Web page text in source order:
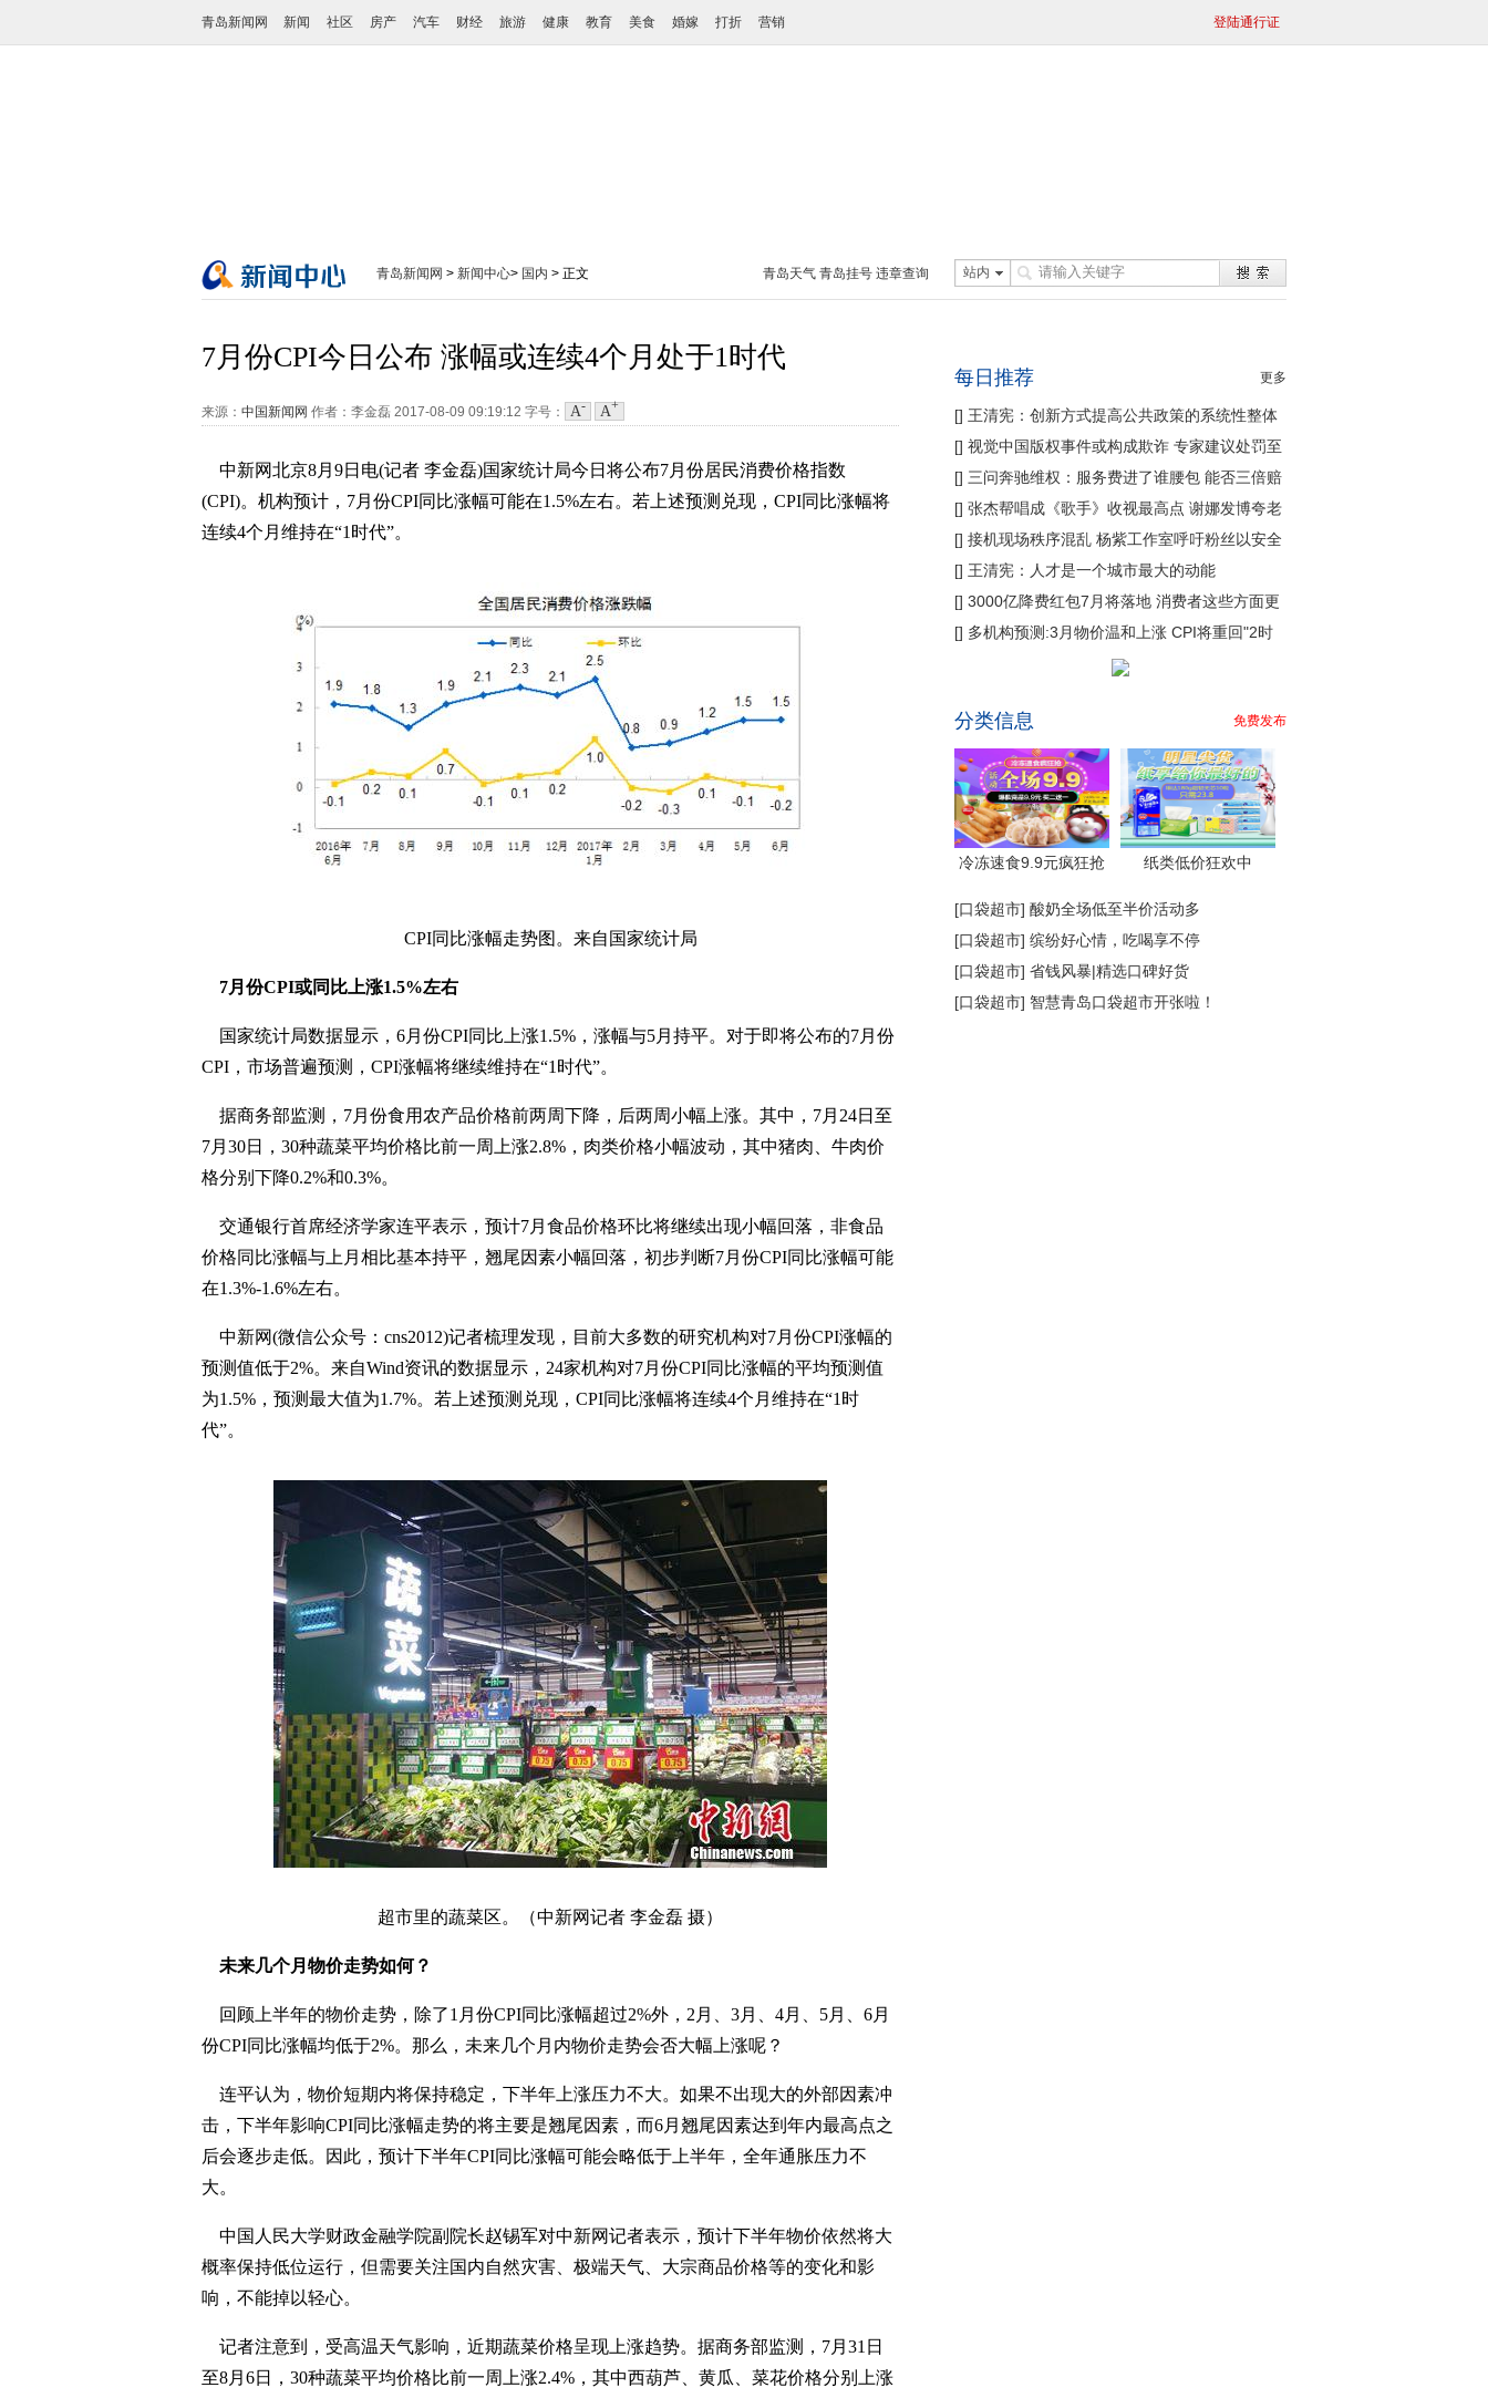
登陆通行证
青岛新闻网 新闻 社区 房产 汽车 财经 旅游 健康 教育 美食 婚嫁 打折 营销
站内
青岛天气 青岛挂号 违章查询
青岛新闻网 > 新闻中心> 国内 > 正文
7月份CPI今日公布 涨幅或连续4个月处于1时代
来源： 中国新闻网 作者：李金磊 2017-08-09 09:19:12 字号： A- A+
中新网北京8月9日电(记者 李金磊)国家统计局今日将公布7月份居民消费价格指数
(CPI)。机构预计，7月份CPI同比涨幅可能在1.5%左右。若上述预测兑现，CPI同比涨幅将
连续4个月维持在“1时代”。
CPI同比涨幅走势图。来自国家统计局
7月份CPI或同比上涨1.5%左右
国家统计局数据显示，6月份CPI同比上涨1.5%，涨幅与5月持平。对于即将公布的7月份
CPI，市场普遍预测，CPI涨幅将继续维持在“1时代”。
据商务部监测，7月份食用农产品价格前两周下降，后两周小幅上涨。其中，7月24日至
7月30日，30种蔬菜平均价格比前一周上涨2.8%，肉类价格小幅波动，其中猪肉、牛肉价
格分别下降0.2%和0.3%。
交通银行首席经济学家连平表示，预计7月食品价格环比将继续出现小幅回落，非食品
价格同比涨幅与上月相比基本持平，翘尾因素小幅回落，初步判断7月份CPI同比涨幅可能
在1.3%-1.6%左右。
中新网(微信公众号：cns2012)记者梳理发现，目前大多数的研究机构对7月份CPI涨幅的
预测值低于2%。来自Wind资讯的数据显示，24家机构对7月份CPI同比涨幅的平均预测值
为1.5%，预测最大值为1.7%。若上述预测兑现，CPI同比涨幅将连续4个月维持在“1时
代”。
超市里的蔬菜区。（中新网记者 李金磊 摄）
未来几个月物价走势如何？
回顾上半年的物价走势，除了1月份CPI同比涨幅超过2%外，2月、3月、4月、5月、6月
份CPI同比涨幅均低于2%。那么，未来几个月内物价走势会否大幅上涨呢？
连平认为，物价短期内将保持稳定，下半年上涨压力不大。如果不出现大的外部因素冲
击，下半年影响CPI同比涨幅走势的将主要是翘尾因素，而6月翘尾因素达到年内最高点之
后会逐步走低。因此，预计下半年CPI同比涨幅可能会略低于上半年，全年通胀压力不
大。
中国人民大学财政金融学院副院长赵锡军对中新网记者表示，预计下半年物价依然将大
概率保持低位运行，但需要关注国内自然灾害、极端天气、大宗商品价格等的变化和影
响，不能掉以轻心。
记者注意到，受高温天气影响，近期蔬菜价格呈现上涨趋势。据商务部监测，7月31日
至8月6日，30种蔬菜平均价格比前一周上涨2.4%，其中西葫芦、黄瓜、菜花价格分别上涨
每日推荐 更多
[] 王清宪：创新方式提高公共政策的系统性整体
性协同性
[] 视觉中国版权事件或构成欺诈 专家建议处罚至
痛
[] 三问奔驰维权：服务费进了谁腰包 能否三倍赔
偿
[] 张杰帮唱成《歌手》收视最高点 谢娜发博夸老
公
[] 接机现场秩序混乱 杨紫工作室呼吁粉丝以安全
为主
[] 王清宪：人才是一个城市最大的动能
[] 3000亿降费红包7月将落地 消费者这些方面更
省钱
[] 多机构预测:3月物价温和上涨 CPI将重回"2时
分类信息 免费发布
冷冻速食9.9元疯狂抢 纸类低价狂欢中
[口袋超市] 酸奶全场低至半价活动多
[口袋超市] 缤纷好心情，吃喝享不停
[口袋超市] 省钱风暴|精选口碑好货
[口袋超市] 智慧青岛口袋超市开张啦！